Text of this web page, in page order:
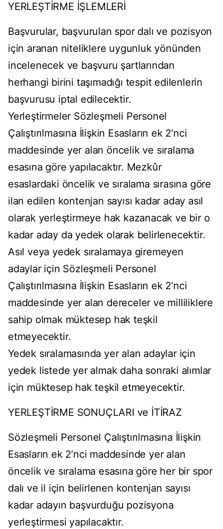
YERLEŞTİRME İŞLEMLERİ
Başvurular, başvurulan spor dalı ve pozisyon
için aranan niteliklere uygunluk yönünden
incelenecek ve başvuru şartlarından
herhangi birini taşımadığı tespit edilenlerin
başvurusu iptal edilecektir.
Yerleştirmeler Sözleşmeli Personel
Çalıştırılmasına İlişkin Esasların ek 2’nci
maddesinde yer alan öncelik ve sıralama
esasına göre yapılacaktır. Mezkûr
esaslardaki öncelik ve sıralama sırasına göre
ilan edilen kontenjan sayısı kadar aday asıl
olarak yerleştirmeye hak kazanacak ve bir o
kadar aday da yedek olarak belirlenecektir.
Asıl veya yedek sıralamaya giremeyen
adaylar için Sözleşmeli Personel
Çalıştırılmasına İlişkin Esasların ek 2’nci
maddesinde yer alan dereceler ve milliliklere
sahip olmak müktesep hak teşkil
etmeyecektir.
Yedek sıralamasında yer alan adaylar için
yedek listede yer almak daha sonraki alımlar
için müktesep hak teşkil etmeyecektir.
YERLEŞTİRME SONUÇLARI ve İTİRAZ
Sözleşmeli Personel Çalıştırılmasına İlişkin
Esasların ek 2’nci maddesinde yer alan
öncelik ve sıralama esasına göre her bir spor
dalı ve il için belirlenen kontenjan sayısı
kadar adayın başvurduğu pozisyona
yerleştirmesi yapılacaktır.